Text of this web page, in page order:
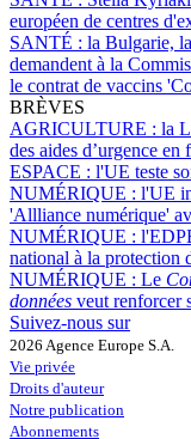
européen de centres
SANTÉ : la Bulgarie,
demandent à la
le contrat de vaccins
BRÈVES
AGRICULTURE : la
des aides d’urgence
ESPACE : l'UE teste
NUMÉRIQUE : l'UE
'Allliance numérique'
NUMÉRIQUE :
national à la protection
NUMÉRIQUE : Le
données veut renforcer
Suivez-nous sur
2026 Agence Europe S.A.
Vie privée
Droits d'auteur
Notre publication
Abonnements